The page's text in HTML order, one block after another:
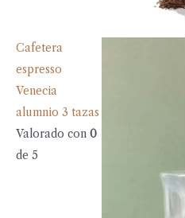
Cafetera
espresso
Venecia
alumnio 3 tazas
Valorado con 0
de 5